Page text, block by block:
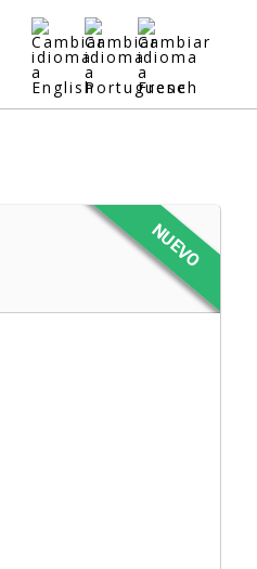
NUEVO